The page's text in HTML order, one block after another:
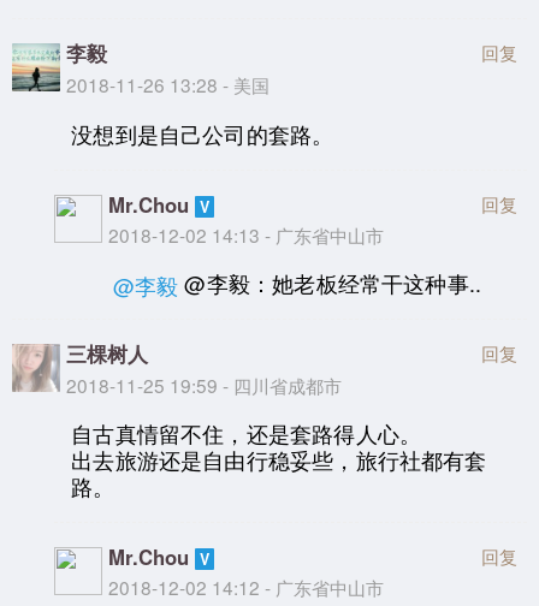
李毅
2018-11-26 13:28 - 美国
回复
没想到是自己公司的套路。
Mr.Chou
2018-12-02 14:13 - 广东省中山市
回复
@李毅 @李毅：她老板经常干这种事..
三棵树人
2018-11-25 19:59 - 四川省成都市
回复
自古真情留不住，还是套路得人心。
出去旅游还是自由行稳妥些，旅行社都有套
路。
Mr.Chou
2018-12-02 14:12 - 广东省中山市
回复